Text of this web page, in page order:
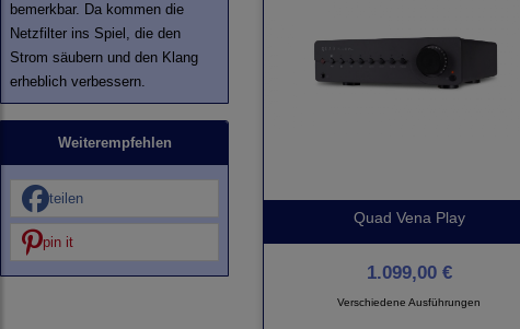
bemerkbar. Da kommen die
Netzfilter ins Spiel, die den
Strom säubern und den Klang
erheblich verbessern.
Weiterempfehlen
teilen
pin it
Quad Vena Play
1.099,00 €
Verschiedene Ausführungen